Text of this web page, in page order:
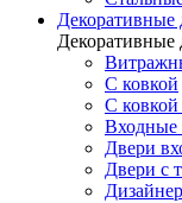
Декоративные
Декоративные
С ковкой
С ковкой
Входные
Двери
Двери с